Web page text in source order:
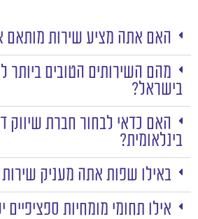
האם אתה מציע שירות מותאם
מהם השירותים הטובים ביותר
בישראל?
האם כדאי לבחור חברת שיווק
בינלאומית?
באילו שפות אתה מעניק
אילו תחומי מומחיות